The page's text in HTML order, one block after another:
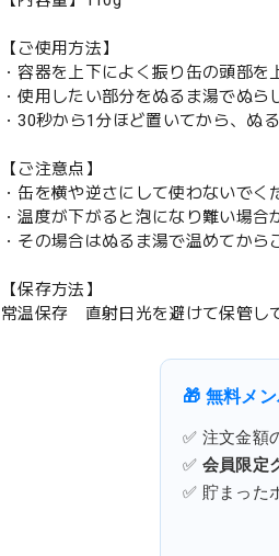
【ご使用方法】
・容器を上下によく振り缶の頭部
・使用したい部分をぬるま湯でぬ
・30秒から1分ほど置いてから、ぬ
【ご注意点】
・缶を横や逆さにして使わないでく
・温度が下がると泡になり難い場合
・その場合はぬるま湯で温めてから
【保存方法】
常温保存 直射日光を避けて保管し
🎁 無料メ
✅ 注文金額
✅ 会員限定
✅ 貯まった